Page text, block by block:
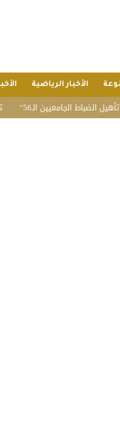
الأخبار الرياضية
تعيين الجامعيين الـ56